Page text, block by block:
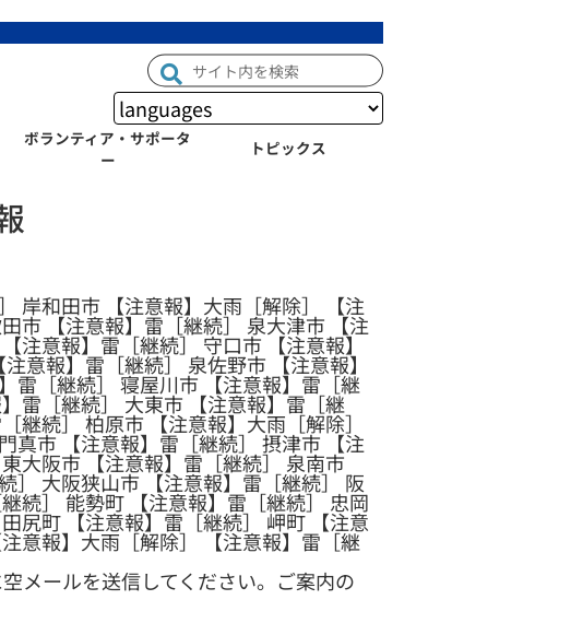
ボランティア・サポータ
ー
トピックス
岸和田市 【注意報】大雨［解除］ 【注
市 【注意報】雷［継続］ 泉大津市 【注
注意報】雷［継続］ 守口市 【注意報】
意報】雷［継続］ 泉佐野市 【注意報】
雷［継続］ 寝屋川市 【注意報】雷［継
雷［継続］ 大東市 【注意報】雷［継
継続］ 柏原市 【注意報】大雨［解除］
真市 【注意報】雷［継続］ 摂津市 【注
大阪市 【注意報】雷［継続］ 泉南市
］ 大阪狭山市 【注意報】雷［継続］ 阪
続］ 能勢町 【注意報】雷［継続］ 忠岡
尻町 【注意報】雷［継続］ 岬町 【注意
意報】大雨［解除］ 【注意報】雷［継
空メールを送信してください。ご案内の